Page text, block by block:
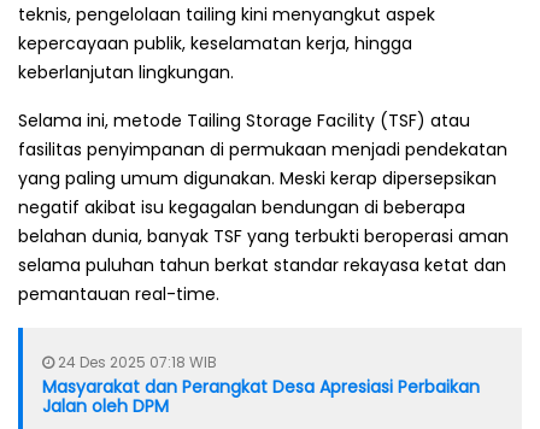
teknis, pengelolaan tailing kini menyangkut aspek
kepercayaan publik, keselamatan kerja, hingga
keberlanjutan lingkungan.
Selama ini, metode Tailing Storage Facility (TSF) atau
fasilitas penyimpanan di permukaan menjadi pendekatan
yang paling umum digunakan. Meski kerap dipersepsikan
negatif akibat isu kegagalan bendungan di beberapa
belahan dunia, banyak TSF yang terbukti beroperasi aman
selama puluhan tahun berkat standar rekayasa ketat dan
pemantauan real-time.
24 Des 2025 07:18 WIB
Masyarakat dan Perangkat Desa Apresiasi Perbaikan
Jalan oleh DPM